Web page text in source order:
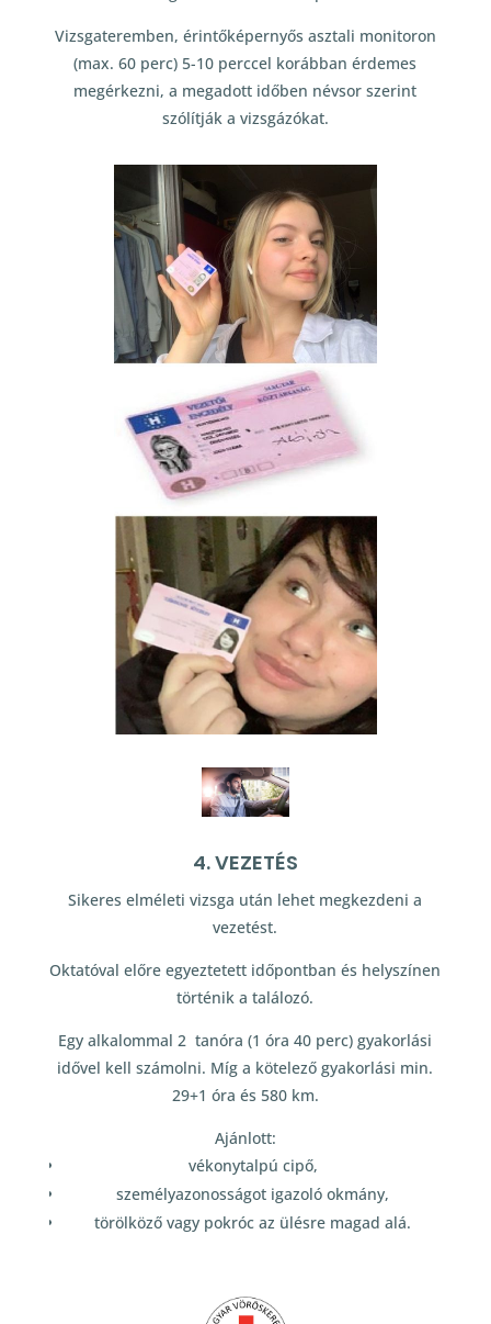
Vizsgateremben, érintőképernyős asztali monitoron
(max. 60 perc) 5-10 perccel korábban érdemes
megérkezni, a megadott időben névsor szerint
szólítják a vizsgázókat.
4. VEZETÉS
Sikeres elméleti vizsga után lehet megkezdeni a
vezetést.
Oktatóval előre egyeztetett időpontban és helyszínen
történik a találozó.
Egy alkalommal 2 tanóra (1 óra 40 perc) gyakorlási
idővel kell számolni. Míg a kötelező gyakorlási min.
29+1 óra és 580 km.
Ajánlott:
vékonytalpú cipő,
személyazonosságot igazoló okmány,
törölköző vagy pokróc az ülésre magad alá.